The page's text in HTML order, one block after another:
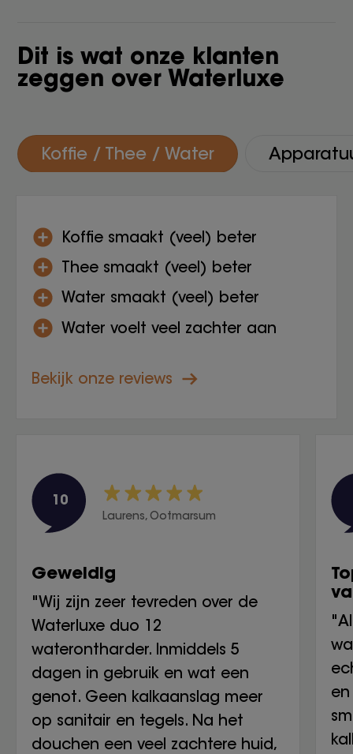
Dit is wat onze klanten
zeggen over Waterluxe
Koffie / Thee / Water
Koffie smaakt (veel) beter
Thee smaakt (veel) beter
Water smaakt (veel) beter
Water voelt veel zachter aan
Bekijk onze reviews
10
Laurens, Ootmarsum
Geweldig
"Wij zijn zeer tevreden over de
Waterluxe duo 12
waterontharder. Inmiddels 5
dagen in gebruik en wat een
genot. Geen kalkaanslag meer
op sanitair en tegels. Na het
douchen een veel zachtere huid,